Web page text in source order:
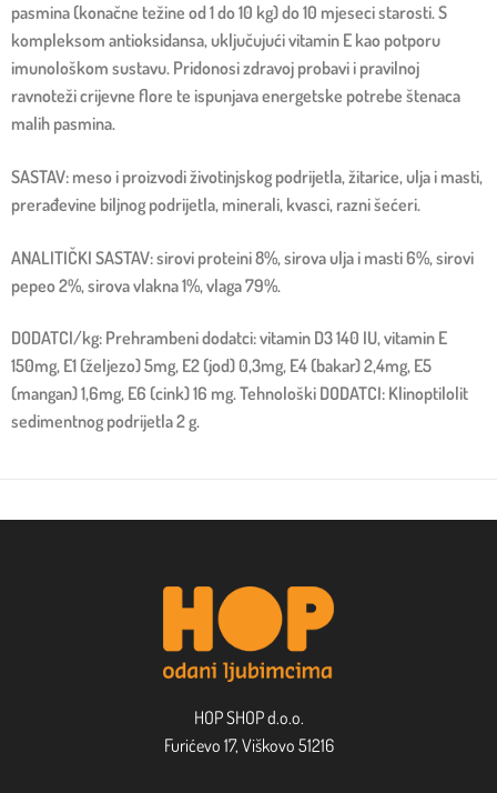
pasmina (konačne težine od 1 do 10 kg) do 10 mjeseci starosti. S
kompleksom antioksidansa, uključujući vitamin E kao potporu
imunološkom sustavu. Pridonosi zdravoj probavi i pravilnoj
ravnoteži crijevne flore te ispunjava energetske potrebe štenaca
malih pasmina.
SASTAV: meso i proizvodi životinjskog podrijetla, žitarice, ulja i masti,
prerađevine biljnog podrijetla, minerali, kvasci, razni šećeri.
ANALITIČKI SASTAV: sirovi proteini 8%, sirova ulja i masti 6%, sirovi
pepeo 2%, sirova vlakna 1%, vlaga 79%.
DODATCI/kg: Prehrambeni dodatci: vitamin D3 140 IU, vitamin E
150mg, E1 (željezo) 5mg, E2 (jod) 0,3mg, E4 (bakar) 2,4mg, E5
(mangan) 1,6mg, E6 (cink) 16 mg. Tehnološki DODATCI: Klinoptilolit
sedimentnog podrijetla 2 g.
HOP SHOP d.o.o.
Furićevo 17, Viškovo 51216